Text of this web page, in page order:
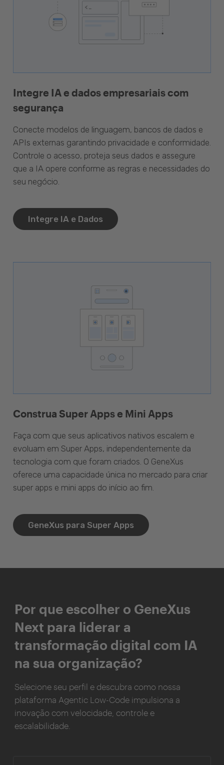
Integre IA e dados empresariais com
segurança
Conecte modelos de linguagem, bancos de dados e
APIs externas garantindo privacidade e conformidade.
Controle o acesso, proteja seus dados e assegure
que a IA opere conforme as regras e necessidades do
seu negócio.
Integre IA e Dados
Construa Super Apps e Mini Apps
Faça com que seus aplicativos nativos escalem e
evoluam em Super Apps, independentemente da
tecnologia com que foram criados. O GeneXus
oferece uma capacidade única no mercado para criar
super apps e mini apps do início ao fim.
GeneXus para Super Apps
Por que escolher o GeneXus
Next para liderar a
transformação digital com IA
na sua organização?
Selecione seu perfil e descubra como nossa
plataforma Agentic Low-Code impulsiona a
inovação com velocidade, controle e
escalabilidade.